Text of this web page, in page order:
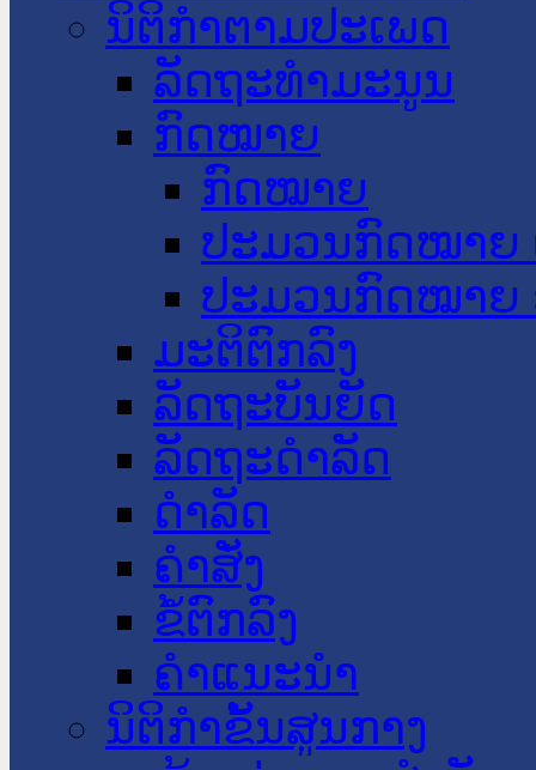
ນິຕິກໍາຕາມປະເພດ
ລັດຖະທໍາມະນູນ
ກົດໝາຍ
ກົດໝາຍ
ປະມວນກົດໝາຍ
ປະມວນກົດໝາຍ
ມະຕິຕົກລົງ
ລັດຖະບັນຍັດ
ລັດຖະດໍາລັດ
ດໍາລັດ
ຄໍາສັ່ງ
ຂໍ້ຕົກລົງ
ຄໍາແນະນໍາ
ນິຕິກຳຂັ້ນສູນກາງ